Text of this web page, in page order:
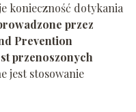
konieczność dotykania
przez
Prevention
przenoszonych
jest stosowanie